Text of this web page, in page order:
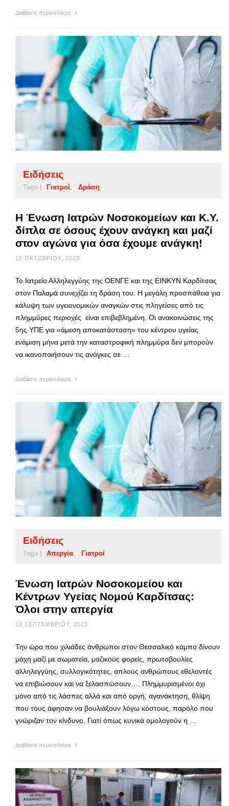
Διαβάστε περισσότερα
Ειδήσεις
Tags | Γιατροί Δράση
Η Ένωση Ιατρών Νοσοκομείων και Κ.Υ.
δίπλα σε όσους έχουν ανάγκη και μαζί
στον αγώνα για όσα έχουμε ανάγκη!
18 ΟΚΤΩΒΡΊΟΥ, 2023
Το Ιατρείο Αλληλεγγύης της ΟΕΝΓΕ και της ΕΙΝΚΥΝ Καρδίτσας
στον Παλαμά συνεχίζει τη δράση του. Η μεγάλη προσπάθεια για
κάλυψη των υγειονομικών αναγκών στις πληγείσες από τις
πλημμύρες περιοχές είναι επιβεβλημένη. Οι ανακοινώσεις της
5ης ΥΠΕ για «άμεση αποκατάσταση» του κέντρου υγείας
ενάμιση μήνα μετά την καταστροφική πλημμύρα δεν μπορούν
να ικανοποιήσουν τις ανάγκες σε …
Διαβάστε περισσότερα
Ειδήσεις
Tags | Απεργία Γιατροί
Ένωση Ιατρών Νοσοκομείου και
Κέντρων Υγείας Νομού Καρδίτσας:
Όλοι στην απεργία
19 ΣΕΠΤΕΜΒΡΊΟΥ, 2023
Την ώρα που χιλιάδες άνθρωποι στον Θεσσαλικό κάμπο δίνουν
μάχη μαζί με σωματεία, μαζικούς φορείς, πρωτοβουλίες
αλληλεγγύης, συλλογικότητες, απλούς ανθρώπους εθελοντές
να επιβιώσουν και να ξελασπώσουν…. Πλημμυρισμένοι όχι
μόνο από τις λάσπες αλλά και από οργή, αγανάκτηση, θλίψη
που τους άφησαν να βουλιάξουν λόγω κόστους, παρόλο που
γνώριζαν τον κίνδυνο. Γιατί όπως κυνικά ομολογούν η …
Διαβάστε περισσότερα